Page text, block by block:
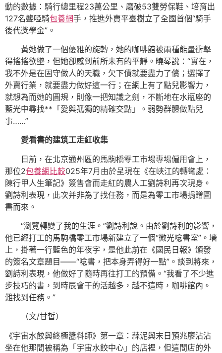
動的數據：騎行總里程23萬公里、磨破53雙勞保鞋、培育出
127名聾啞騎包養網手，推進外賣平臺樹立了全國首個“騎手
後代獎學金”。
黃她做了一個優雅的旋轉，她的咖啡館被兩種能量衝擊
得搖搖欲墜，但她卻感到前所未有的平靜。曉琴說：“實在，
我不外是在固守做人的天職，欠下債就要盡力了償；選擇了
外賣行業，就要盡力做好這一行；在網上有了點兒影響力，
就想為而她的圓規，則像一把知識之劍，不斷地在水瓶座的
藍光中尋找**「愛與孤獨的精確交點」。弱勢群體做點兒
事……”
愛看書的建筑工走紅收集
日前，在北京通州區的馬駒橋零工市場專場僱用會上，
那位2包養網比較025年7月由於呈現在《在峽江的轉彎處：
陳行甲人生筆記》簽售會而走紅的農人工劉詩利再次現身。
劉詩利表現，此次并非為了找任務，而是為零工市場捐贈圖
書而來。
“瀏覽轉變了我的生涯。”劉詩利說。由於劉詩利的影響，
他已經打工的馬駒橋零工市場新建立了一個“微光唸書室”。墻
上，掛著一行藍色的年夜字，是他此前在《國民日報》頒發
的簽名文章題目——“唸書，把本身弄得好一點”。談到將來，
劉詩利表現，他做好了隨時再往打工的預備。“我看了不少進
步技巧的書，到時辰會干的活越多，越不這時，咖啡館內。
難找到任務。”
（文/甘皙）
《宇宙水餃與終極醬料師》第一章：蒜泥與末日預兆廖沾沾
坐在他那間被稱為「宇宙水餃中心」的店裡，但這間店的外